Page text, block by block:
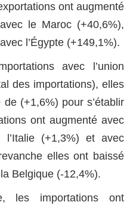
ont augmenté
le Maroc (+40,6%),
l’Égypte (+149,1%).
avec l’union
des importations), elles
(+1,6%) pour s’établir
ont augmenté avec
l’Italie (+1,3%) et avec
elles ont baissé
Belgique (-12,4%).
les importations ont